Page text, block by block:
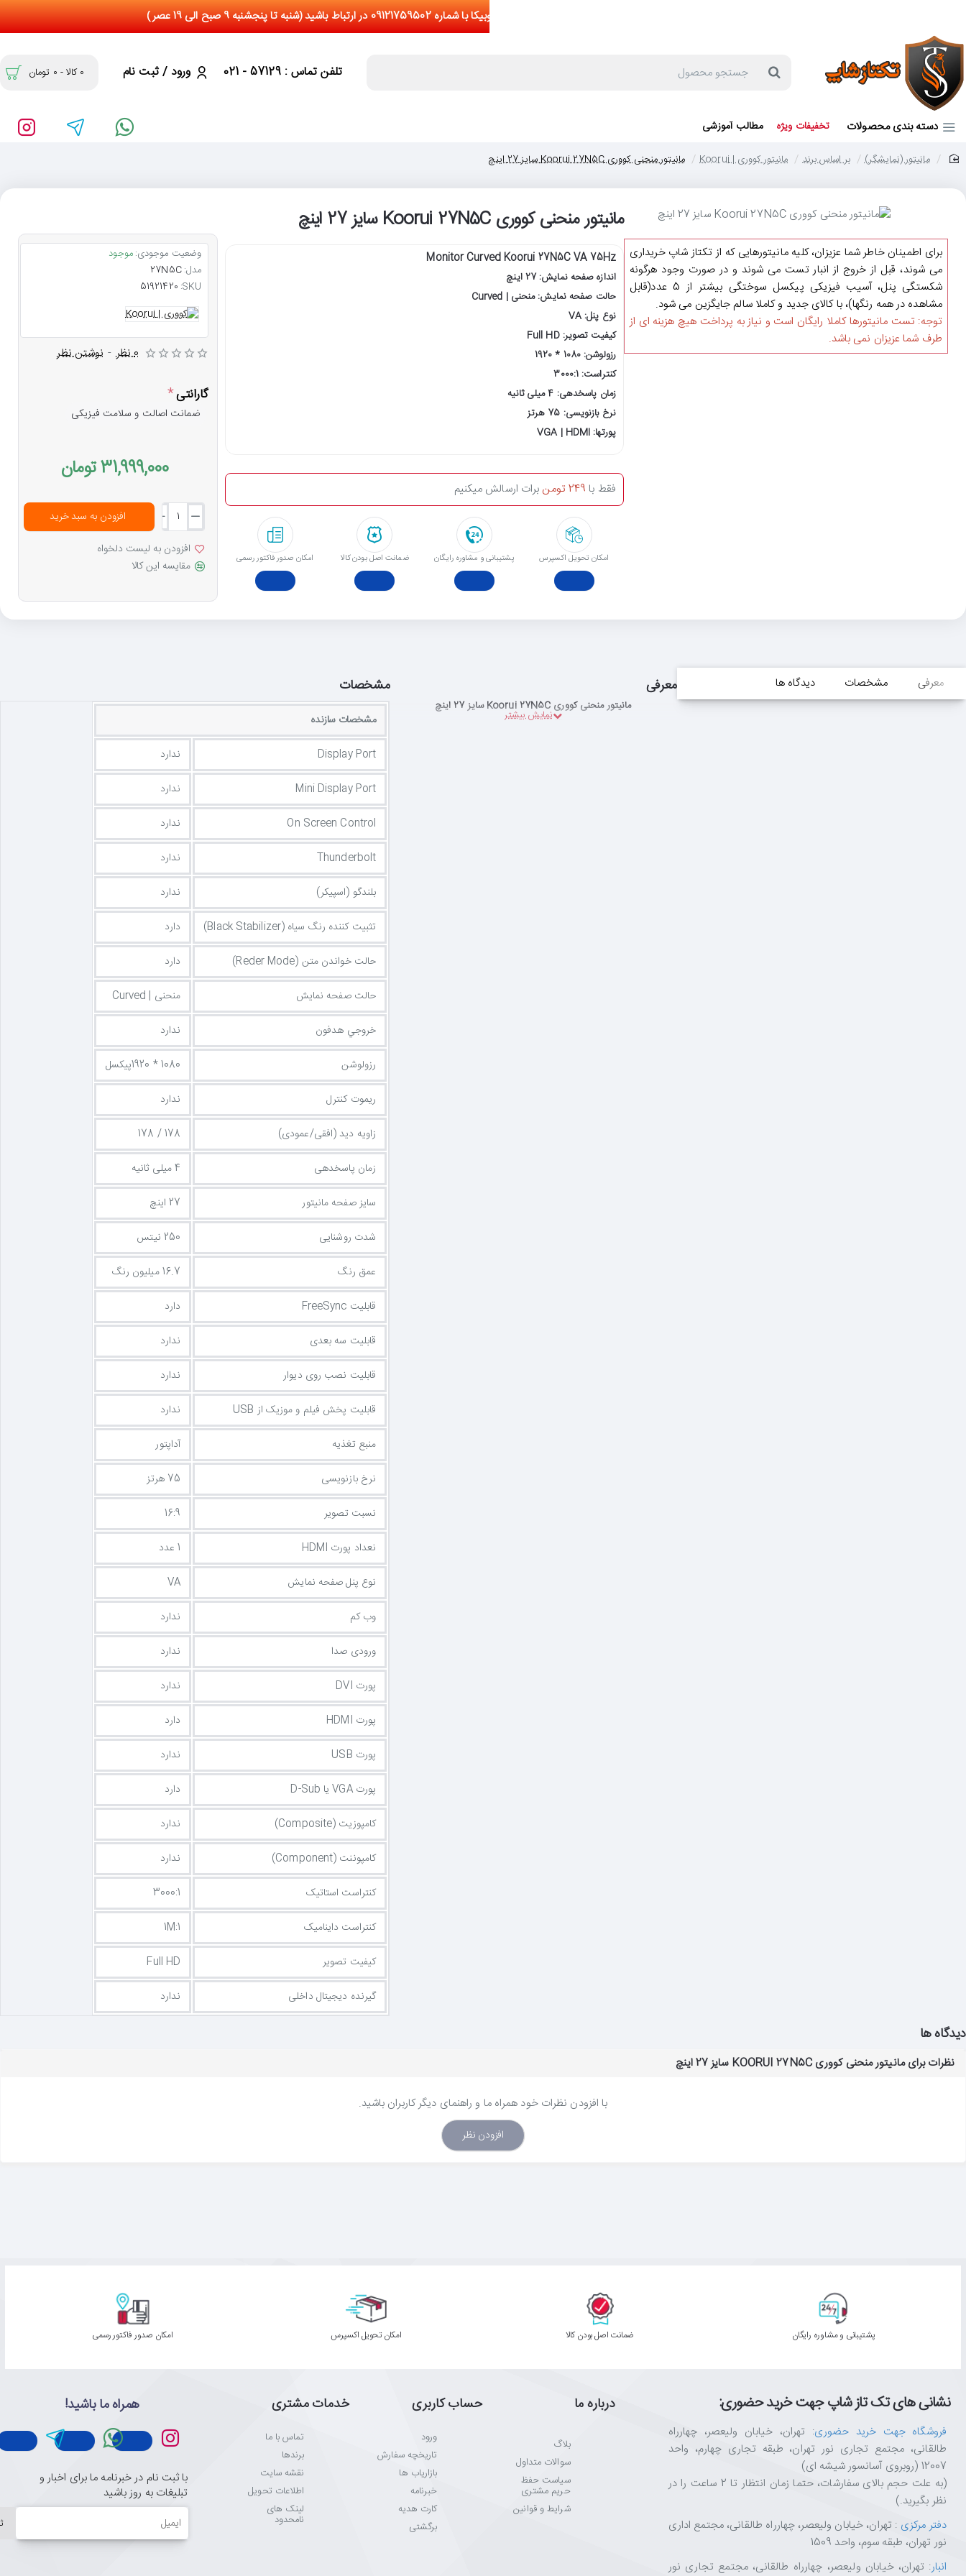
جستجو
تلفن تماس : 57129 - 021 ورود / ثبت نام 0 کالا - 0 تومان
دسته بندی محصولات تخفیفات ویژه مطالب آموزشی
مانیتور (نمایشگر) بر اساس برند مانیتور کووری | Koorui مانیتور منحنی کووری Koorui 27N5C سایز 27 اینچ
برای اطمینان خاطر شما عزیزان، کلیه مانیتورهایی که از تکتاز شاپ خریداری
می شوند، قبل از خروج از انبار تست می شوند و در صورت وجود هرگونه
شکستگی پنل، آسیب فیزیکی پیکسل سوختگی بیشتر از 5 عدد(قابل
مشاهده در همه رنگها)، با کالای جدید و کاملا سالم جایگزین می شود.
توجه: تست مانیتورها کاملا رایگان است و نیاز به پرداخت هیچ هزینه ای از
طرف شما عزیزان نمی باشد.
مانیتور منحنی کووری Koorui 27N5C سایز 27 اینچ
Monitor Curved Koorui 27N5C VA 75Hz
اندازه صفحه نمایش: 27 اینچ
حالت صفحه نمایش: منحنی | Curved
نوع پنل: VA
کیفیت تصویر: Full HD
رزولوشن: 1080 * 1920
کنتراست: 3000:1
زمان پاسخدهی: 4 میلی ثانیه
نرخ بازنویسی: 75 هرتز
پورتها: VGA | HDMI
امکان تحویل اکسپرس پشتیبانی و مشاوره رایگان ﺿﻤﺎﻧﺖ اﺻﻞ ﺑﻮدن ﮐﺎﻟﺎ امکان صدور فاکتور رسمی
فقط با 249 تومن برات ارسالش میکنیم
وضعیت موجودی:موجود
مدل:27N5C
SKU:
51921420
0 نظر - نوشتن نظر
گارانتی
ضمانت اصالت و سلامت فیزیکی
31,999,000 تومان
افزودن به سبد خرید
افزودن به لیست دلخواه
مقایسه این کالا
معرفی مشخصات دیدگاه ها معرفی
مانیتور منحنی کووری Koorui 27N5C سایز 27 اینچ
مشخصات
مشخصات سازنده
Display Port
ندارد
Mini Display Port
ندارد
On Screen Control
ندارد
Thunderbolt
ندارد
بلندگو (اسپیکر)
ندارد
تثبیت کننده رنگ سیاه (Black Stabilizer)
دارد
حالت خواندن متن (Reder Mode)
دارد
حالت صفحه نمایش
منحنی | Curved
خروجي هدفون
ندارد
رزولوشن
1080 * 1920پیکسل
ریموت کنترل
ندارد
زاویه دید (افقی/عمودی)
178 / 178
زمان پاسخدهی
4 میلی ثانیه
سایز صفحه مانیتور
27 اینچ
شدت روشنایی
250 نیتس
عمق رنگ
16.7 میلیون رنگ
قابلیت FreeSync
دارد
قابلیت سه بعدی
ندارد
قابلیت نصب روی دیوار
ندارد
قابلیت پخش فیلم و موزیک از USB
ندارد
منبع تغذیه
آداپتور
نرخ بازنویسی
75 هرتز
نسبت تصویر
16:9
نعداد پورت HDMI
1 عدد
نوع پنل صفحه نمایش
VA
وب کم
ندارد
ورودی صدا
ندارد
پورت DVI
ندارد
پورت HDMI
دارد
پورت USB
ندارد
پورت VGA یا D-Sub
دارد
کامپوزیت (Composite)
ندارد
کامپوننت (Component)
ندارد
کنتراست استاتیک
3000:1
کنتراست داینامیک
1M:1
کیفیت تصویر
Full HD
گیرنده دیجیتال داخلی
ندارد
دیدگاه ها
نظرات برای مانیتور منحنی کووری KOORUI 27N5C سایز 27 اینچ
با افزودن نظرات خود همراه ما و راهنمای دیگر کاربران باشید.
افزودن نظر
پشتیبانی و مشاوره رایگان ﺿﻤﺎﻧﺖ اﺻﻞ ﺑﻮدن ﮐﺎﻟﺎ اﻣﮑﺎن ﺗﺤﻮﯾﻞ اﮐﺴﭙﺮس امکان صدور فاکتور رسمی
نشانی های تک تاز شاپ جهت خرید حضوری:
فروشگاه جهت خرید حضوری: تهران، خیابان ولیعصر، چهارراه
طالقانی، مجتمع تجاری نور تهران، طبقه تجاری چهارم، واحد
12007 (روبروی آسانسور شیشه ای)
(به علت حجم بالای سفارشات، حتما زمان انتظار تا 2 ساعت را در
نظر بگیرید.)
دفتر مرکزی : تهران، خیابان ولیعصر، چهارراه طالقانی، مجتمع اداری
نور تهران، طبقه سوم، واحد 1509
انبار: تهران، خیابان ولیعصر، چهارراه طالقانی، مجتمع تجاری نور
درباره ما
بلاگ
سوالات متداول
سیاست حفظ
حریم مشتری
شرایط و قوانین
حساب کاربری
ورود
تاریخچه سفارش
بازاریاب ها
خبرنامه
کارت هدیه
برگشتی
خدمات مشتری
تماس با ما
برندها
نقشه سایت
اطلاعات تحویل
لینک های
نامحدود
همراه ما باشید!
با ثبت نام در خبرنامه ما برای اخبار و
تبلیغات به روز باشید
ایمیل